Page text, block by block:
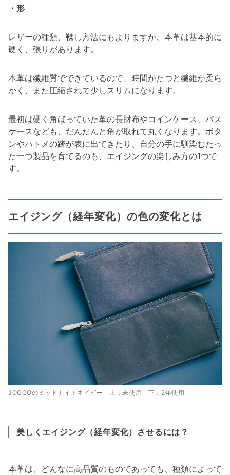
・形
レザーの種類、鞣し方法にもよりますが、本革は基本的に
硬く、張りがあります。
本革は繊維質でできているので、時間がたつと繊維が柔ら
かく、また圧縮されて少しスリムになります。
最初は硬く角ばっていた革の長財布やコインケース、パス
ケースなども、だんだんと角が取れて丸くなります。ボタ
ンやハトメの跡が表に出てきたり、自分の手に馴染むたっ
た一つ製品を育てるのも、エイジングの楽しみ方の1つで
す。
エイジング（経年変化）の色の変化とは
JOGGOのミッドナイトネイビー 上：未使用 下：2年使用
美しくエイジング（経年変化）させるには？
本革は、どんなに高品質のものであっても、種類によって